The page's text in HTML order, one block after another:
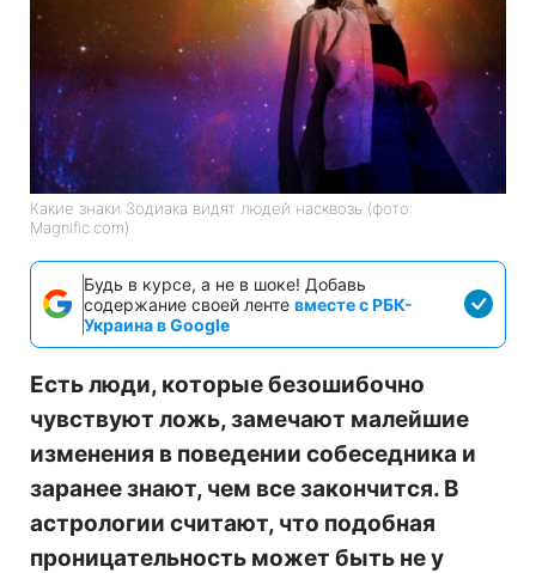
Какие знаки Зодиака видят людей насквозь (фото:
Magnific.com)
Будь в курсе, а не в шоке! Добавь
содержание своей ленте вместе с РБК-
Украина в Google
Есть люди, которые безошибочно
чувствуют ложь, замечают малейшие
изменения в поведении собеседника и
заранее знают, чем все закончится. В
астрологии считают, что подобная
проницательность может быть не у